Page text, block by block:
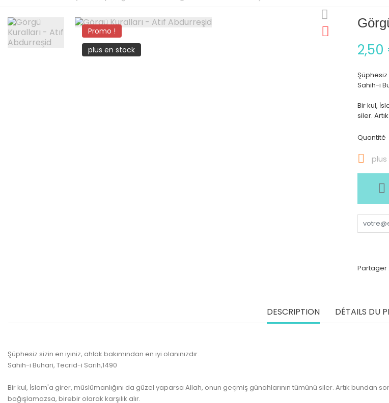
Promo !
plus en stock
Şüphesiz
Sahih-i
Bir kul,
siler.
Quantité

Partager :
DESCRIPTION DÉTAILS DU
Şüphesiz sizin en iyiniz, ahlak bakımından en iyi olanınızdır.
Sahih-i Buhari, Tecrid-i Sarih,1490
Bir kul, İslam'a girer, müslümanlığını da güzel yaparsa Allah, onun geçmiş günahlarının tümünü siler. Artık bundan
bağışlamazsa, birebir olarak karşılık alır.